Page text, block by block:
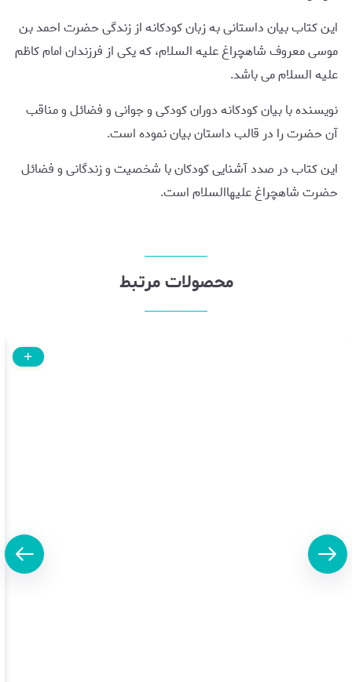
این کتاب بیان داستانی به زبان کودکانه از زندگی حضرت احمد بن
موسی معروف شاهچراغ علیه السلام، که یکی از فرزندان امام کاظم
علیه السلام می باشد.
نویسنده با بیان کودکانه دوران کودکی و جوانی و فضائل و مناقب
آن حضرت را در قالب داستان بیان نموده است.
این کتاب در صدد آشنایی کودکان با شخصیت و زندگانی و فضائل
حضرت شاهچراغ علیهاالسلام است.
محصولات مرتبط